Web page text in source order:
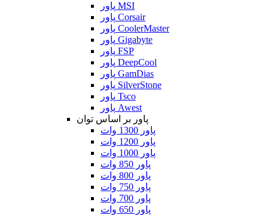
پاور MSI
پاور Corsair
پاور CoolerMaster
پاور Gigabyte
پاور FSP
پاور DeepCool
پاور GamDias
پاور SilverStone
پاور Tsco
پاور Awest
پاور بر اساس توان
پاور 1300 وات
پاور 1200 وات
پاور 1000 وات
پاور 850 وات
پاور 800 وات
پاور 750 وات
پاور 700 وات
پاور 650 وات